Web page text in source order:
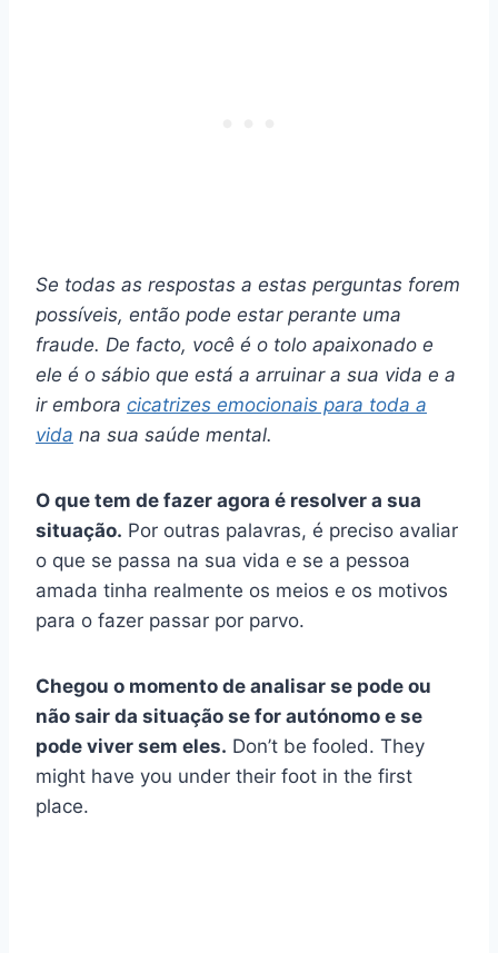
Se todas as respostas a estas perguntas forem
possíveis, então pode estar perante uma
fraude. De facto, você é o tolo apaixonado e
ele é o sábio que está a arruinar a sua vida e a
ir embora cicatrizes emocionais para toda a
vida na sua saúde mental.
O que tem de fazer agora é resolver a sua
situação. Por outras palavras, é preciso avaliar
o que se passa na sua vida e se a pessoa
amada tinha realmente os meios e os motivos
para o fazer passar por parvo.
Chegou o momento de analisar se pode ou
não sair da situação se for autónomo e se
pode viver sem eles. Don’t be fooled. They
might have you under their foot in the first
place.